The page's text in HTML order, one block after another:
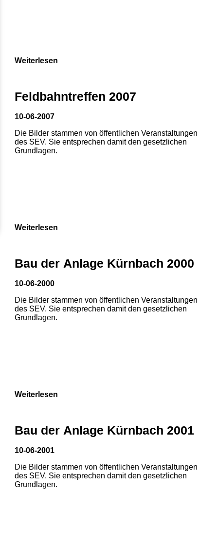
Weiterlesen
Feldbahntreffen 2007
10-06-2007
Die Bilder stammen von öffentlichen Veranstaltungen
des SEV. Sie entsprechen damit den gesetzlichen
Grundlagen.
Weiterlesen
Bau der Anlage Kürnbach 2000
10-06-2000
Die Bilder stammen von öffentlichen Veranstaltungen
des SEV. Sie entsprechen damit den gesetzlichen
Grundlagen.
Weiterlesen
Bau der Anlage Kürnbach 2001
10-06-2001
Die Bilder stammen von öffentlichen Veranstaltungen
des SEV. Sie entsprechen damit den gesetzlichen
Grundlagen.